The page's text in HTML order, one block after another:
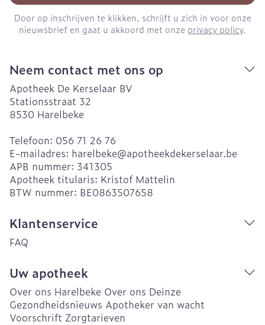
Door op inschrijven te klikken, schrijft u zich in voor onze
nieuwsbrief en gaat u akkoord met onze privacy policy.
Neem contact met ons op
Apotheek De Kerselaar BV
Stationsstraat 32
8530 Harelbeke
Telefoon: 056 71 26 76
E-mailadres: harelbeke@apotheekdekerselaar.be
APB nummer: 341305
Apotheek titularis: Kristof Mattelin
BTW nummer: BE0863507658
Klantenservice
FAQ
Uw apotheek
Over ons Harelbeke Over ons Deinze
Gezondheidsnieuws Apotheker van wacht
Voorschrift Zorgtarieven